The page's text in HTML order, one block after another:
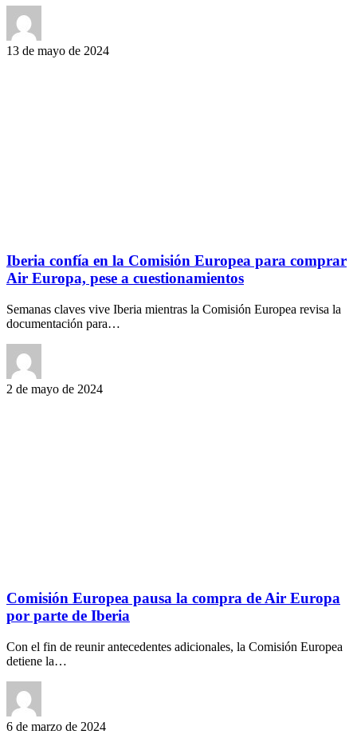
13 de mayo de 2024
Iberia confía en la Comisión Europea para comprar
Air Europa, pese a cuestionamientos
Semanas claves vive Iberia mientras la Comisión Europea revisa la
documentación para…
2 de mayo de 2024
Comisión Europea pausa la compra de Air Europa
por parte de Iberia
Con el fin de reunir antecedentes adicionales, la Comisión Europea
detiene la…
6 de marzo de 2024